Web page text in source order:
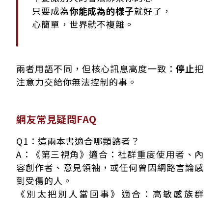
只要成為你能成為的樣子就好了，
心簡單，世界就不複雜。
兩者用語不同，但核心訊息高度一致： 停止把
注意力交給你無法控制的事。
網友常見疑問FAQ
Q1：這兩本書適合哪類讀者？
A：《第三視角》適合：社群重度使用者、內
容創作者、意見領袖，或任何曾因網路言論感
到受傷的人。
《別太把別人當回事》適合：高敏感族群